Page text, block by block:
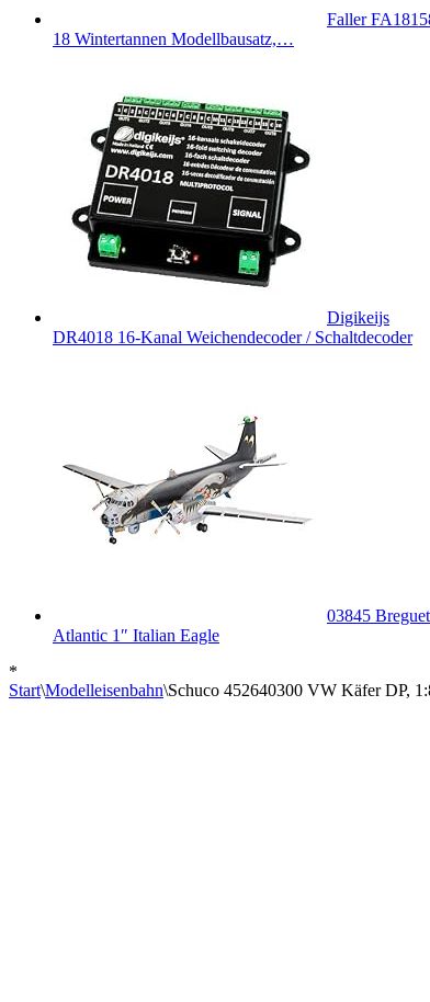
Faller
18 Wintertannen Modellbausatz,…
Digikeijs
DR4018 16-Kanal Weichendecoder / Schaltdecoder
03845 Breguet
Atlantic 1″ Italian Eagle
*
Start\Modelleisenbahn\Schuco 452640300 VW Käfer DP,